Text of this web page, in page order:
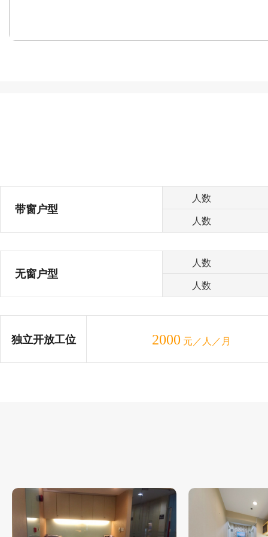
带窗户型
人数
人数
无窗户型
人数
人数
独立开放工位 2000 元／人／月